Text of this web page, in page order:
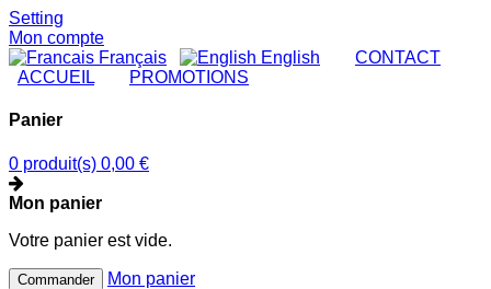
Setting
Mon compte
Français
English CONTACT
ACCUEIL
PROMOTIONS
Panier
0 produit(s) 0,00 €
Mon panier
Votre panier est vide.
Commander
Mon panier